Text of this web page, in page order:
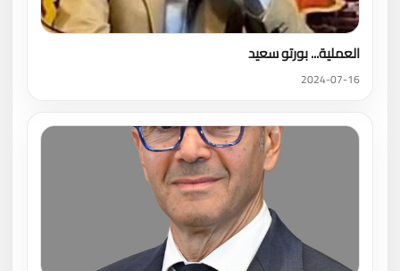
العملية... بورتو سعيد
2024-07-16